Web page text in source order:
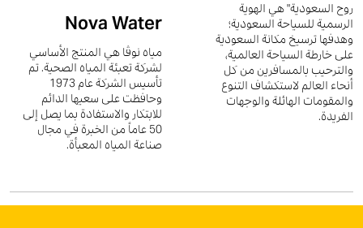
روح السعودية" هي الهوية
الرسمية للسياحة السعودية؛
وهدفها ترسيخ مكانة السعودية
على خارطة السياحة العالمية،
والترحيب بالمسافرين من كل
أنحاء العالم لاستكشاف التنوع
والمقومات الهائلة والوجهات
الفريدة.
Nova Water
مياه نوڤا هي المنتج الأساسي
لشركة تعبئة المياه الصحية. تم
تأسيس الشركة عام 1973
وحافظت على سعيها الدائم
للابتكار والاستفادة بما يصل إلى
50 عاماً من الخبرة في مجال
صناعة المياه المعبأة.